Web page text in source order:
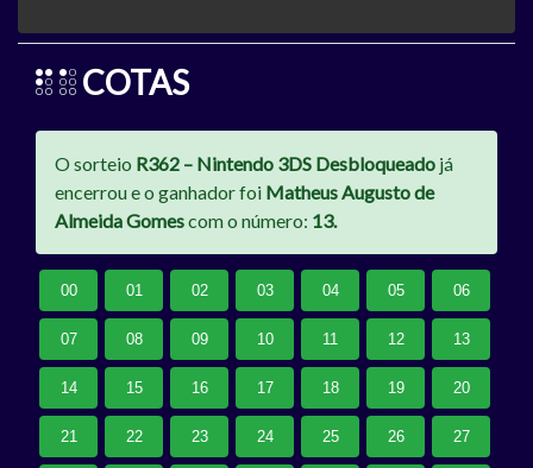
COTAS
O sorteio R362 – Nintendo 3DS Desbloqueado já
encerrou e o ganhador foi Matheus Augusto de
Almeida Gomescom o número: 13.
00 01 02 03 04 05 06
07 08 09 10 11 12 13
14 15 16 17 18 19 20
21 22 23 24 25 26 27